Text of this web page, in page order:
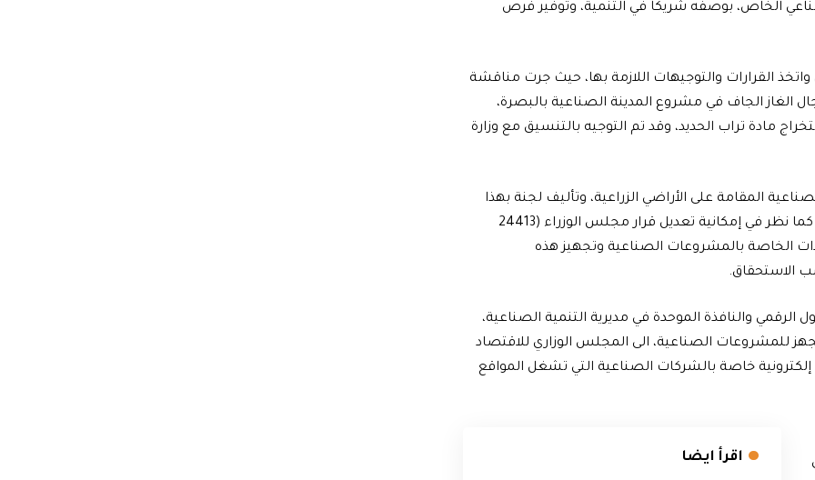
الخاص، بوصفه شريكاً في التنمية، وتوفير فرص
القرارات والتوجيهات اللازمة بها، حيث جرت مناقشة
الجاف في مشروع المدينة الصناعية بالبصرة،
في حقل اللزكة/ 2، وعرضها باستخراج مادة تراب الحديد، وقد تم التوجيه بالتنسيق مع وزارة
المقامة على الأراضي الزراعية، وتأليف لجنة بهذا
الشأن وأقر إحالة الموضوع الى المجلس الوزاري للاقتصاد، كما نظر في إمكانية تعديل قرار مجلس الوزراء (24413
الخاصة بالمشروعات الصناعية وتجهيز هذه
الاستحقاق.
والنافذة الموحدة في مديرية التنمية الصناعية،
للمشروعات الصناعية، الى المجلس الوزاري للاقتصاد
خاصة بالشركات الصناعية التي تشغل المواقع
اقرأ ايضا